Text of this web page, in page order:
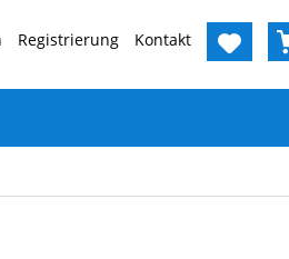
Registrierung Kontakt